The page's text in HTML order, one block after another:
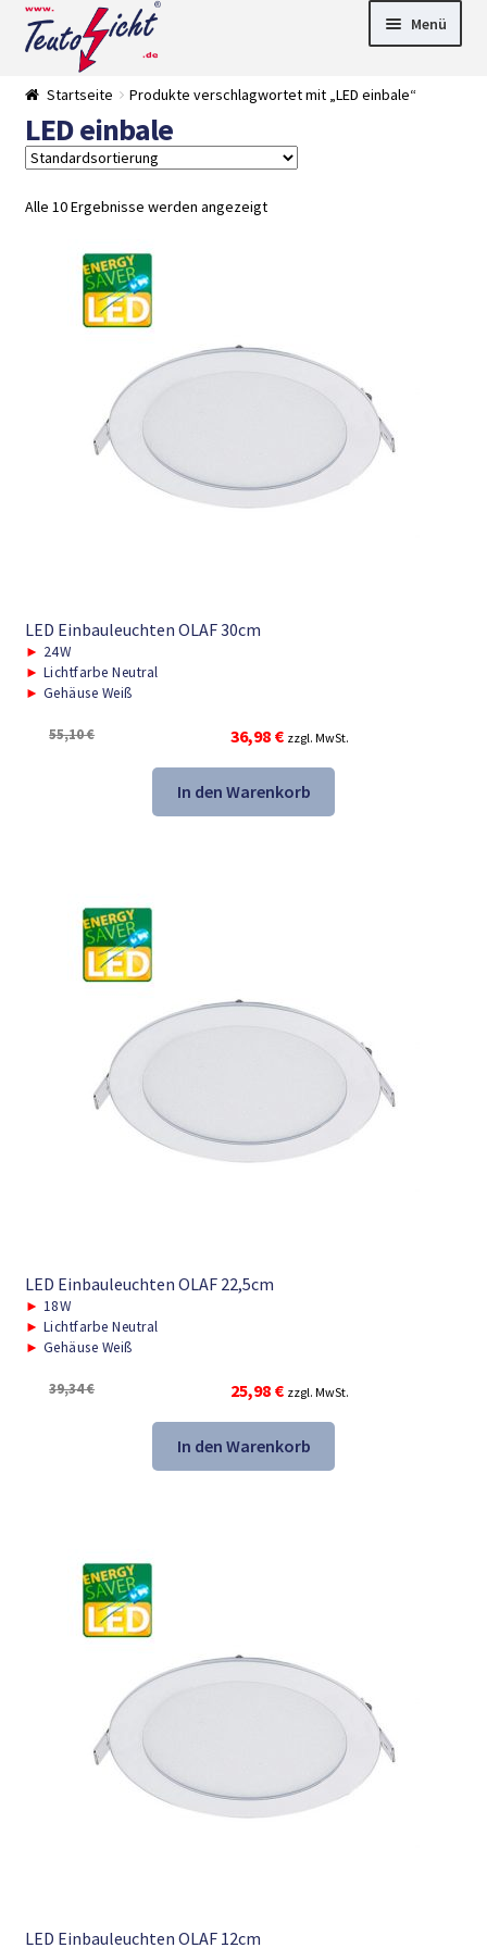
Zur
Navigation
springen
Springe
zum
Menü
► LED Panel
►
Startseite Produkte verschlagwortet mit „LED einbale“
LED einbale
Alle 10 Ergebnisse werden angezeigt
LED Einbauleuchten OLAF 30cm
► 24W
► Lichtfarbe Neutral
► Gehäuse Weiß
55,10€
Ursprünglicher
Preis
war:
55,10 €
36,98 €Aktueller
Preis
ist:
36,98 €.
zzgl. MwSt.
In den Warenkorb
LED Einbauleuchten OLAF 22,5cm
► 18W
► Lichtfarbe Neutral
► Gehäuse Weiß
39,34€
Ursprünglicher
Preis
war:
39,34 €
25,98 €Aktueller
Preis
ist:
25,98 €.
zzgl. MwSt.
In den Warenkorb
LED Einbauleuchten OLAF 12cm